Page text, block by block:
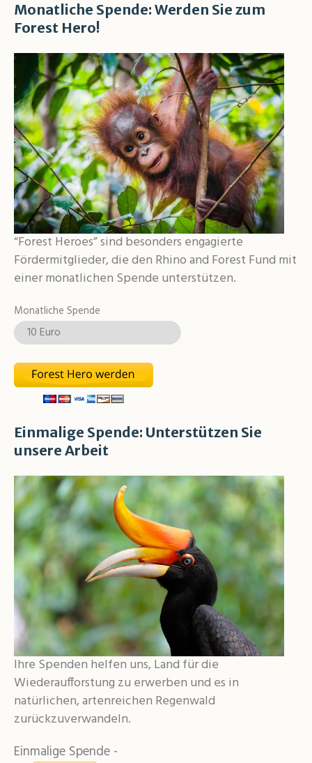
Monatliche Spende: Werden Sie zum
Forest Hero!
“Forest Heroes” sind besonders engagierte
Fördermitglieder, die den Rhino and Forest Fund mit
einer monatlichen Spende unterstützen.
Monatliche Spende
Einmalige Spende: Unterstützen Sie
unsere Arbeit
Ihre Spenden helfen uns, Land für die
Wiederaufforstung zu erwerben und es in
natürlichen, artenreichen Regenwald
zurückzuverwandeln.
Einmalige Spende -